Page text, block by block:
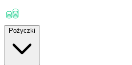
Pożyczki